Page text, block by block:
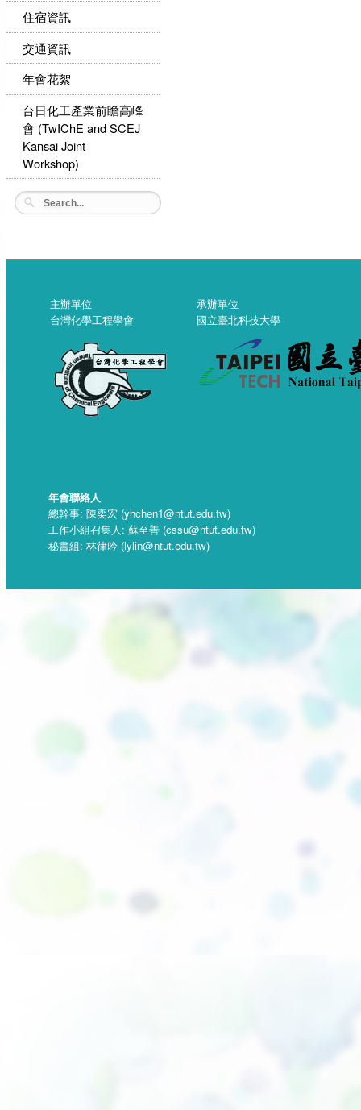
住宿資訊
交通資訊
年會花絮
台日化工產業前瞻高峰
會 (TwIChE and SCEJ
Kansai Joint
Workshop)
主辦單位
台灣化學工程學會
承辦單位
國立臺北科技大學
年會聯絡人
總幹事: 陳奕宏 (yhchen1@ntut.edu.tw)
工作小組召集人: 蘇至善 (cssu@ntut.edu.tw)
秘書組: 林律吟 (lylin@ntut.edu.tw)